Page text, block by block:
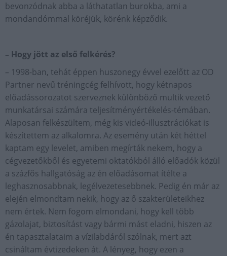
bevonzódnak abba a láthatatlan burokba, ami a
mondandómmal köréjük, körénk képződik.
– Hogy jött az első felkérés?
– 1998-ban, tehát éppen huszonegy évvel ezelőtt az OD
Partner nevű tréningcég felhívott, hogy kétnapos
előadássorozatot szerveznek különböző multik vezető
munkatársai számára teljesítményértékelés-témában.
Alaposan felkészültem, még kis videó-illusztrációkat is
készítettem az alkalomra. Az esemény után két héttel
kaptam egy levelet, amiben megírták nekem, hogy a
cégvezetőkből és egyetemi oktatókból álló előadók közül
a százfős hallgatóság az én előadásomat ítélte a
leghasznosabbnak, legélvezetesebbnek. Pedig én már az
elején elmondtam nekik, hogy az ő szakterületeikhez
nem értek. Nem fogom elmondani, hogy kell több
gázolajat, biztosítást vagy bármi mást eladni, hiszen az
én tapasztalataim a vízilabdáról szólnak, mert azt
csináltam évtizedeken át. A lényeg, hogy ezen a